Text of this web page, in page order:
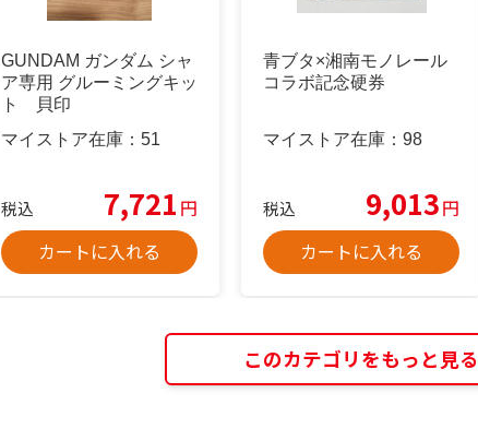
GUNDAM ガンダム シャ
ア専用 グルーミングキッ
ト 貝印
マイストア在庫： 51
税込 7,721 円
カートに入れる
青ブタ×湘南モノレール
コラボ記念硬券
マイストア在庫： 98
税込 9,013円
カートに入れる
このカテゴリをもっと見る